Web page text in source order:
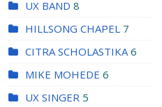
UX BAND 8
HILLSONG CHAPEL 7
CITRA SCHOLASTIKA 6
MIKE MOHEDE 6
UX SINGER 5